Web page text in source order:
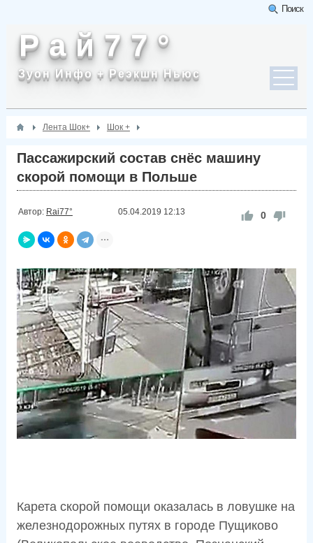
Поиск
Р а й 7 7 °
Зуон Инфо + Реэкшн Ньюс
Лента Шок+ Шок +
Пассажирский состав снёс машину
скорой помощи в Польше
Автор: Rai77° 05.04.2019 12:13 0
Карета скорой помощи оказалась в ловушке на
железнодорожных путях в городе Пущиково